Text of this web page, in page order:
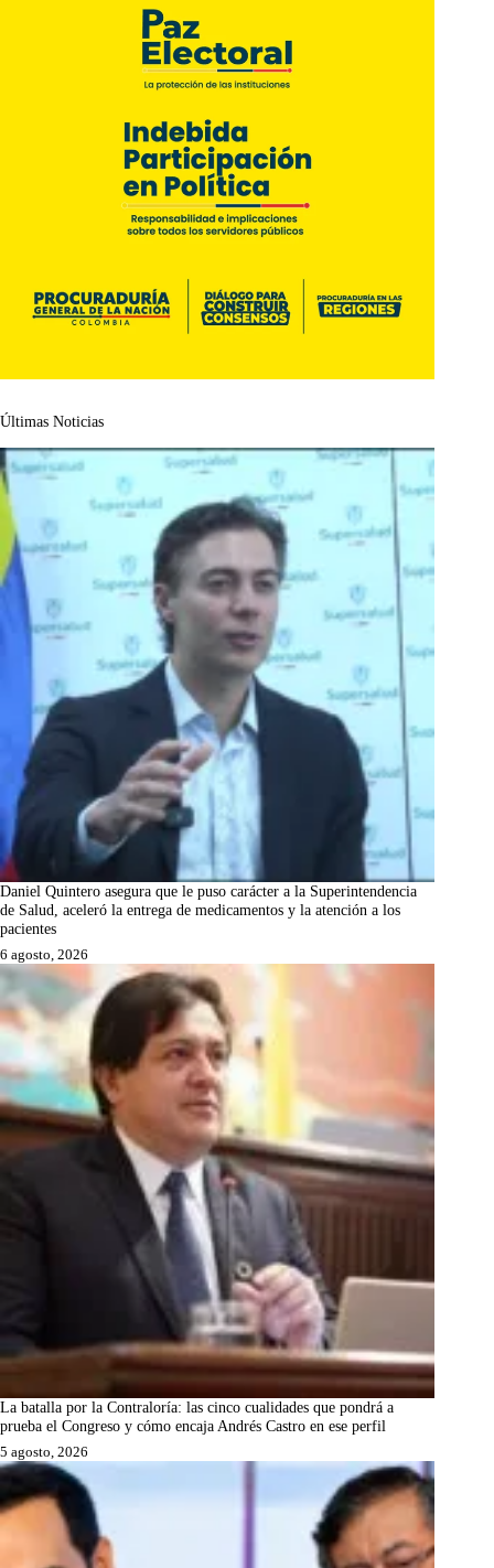
Últimas Noticias
Daniel Quintero asegura que le puso carácter a la Superintendencia
de Salud, aceleró la entrega de medicamentos y la atención a los
pacientes
6 agosto, 2026
La batalla por la Contraloría: las cinco cualidades que pondrá a
prueba el Congreso y cómo encaja Andrés Castro en ese perfil
5 agosto, 2026